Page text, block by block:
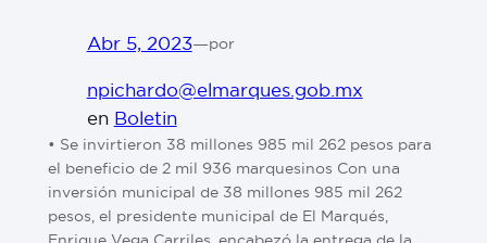
Abr 5, 2023—por
npichardo@elmarques.gob.mx
en Boletin
• Se invirtieron 38 millones 985 mil 262 pesos para
el beneficio de 2 mil 936 marquesinos Con una
inversión municipal de 38 millones 985 mil 262
pesos, el presidente municipal de El Marqués,